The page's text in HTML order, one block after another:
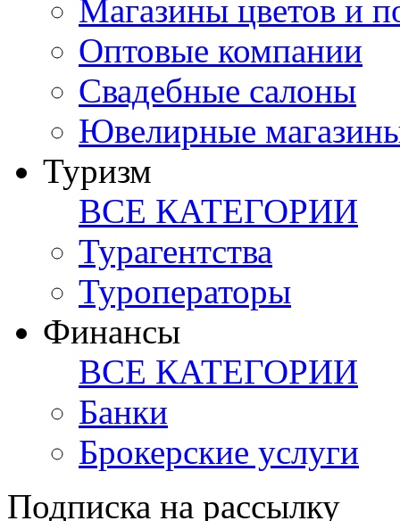
Магазины цветов и
Оптовые компании
Свадебные салоны
Ювелирные
Туризм
ВСЕ КАТЕГОРИИ
Турагентства
Туроператоры
Финансы
ВСЕ КАТЕГОРИИ
Банки
Брокерские услуги
Подписка на рассылку